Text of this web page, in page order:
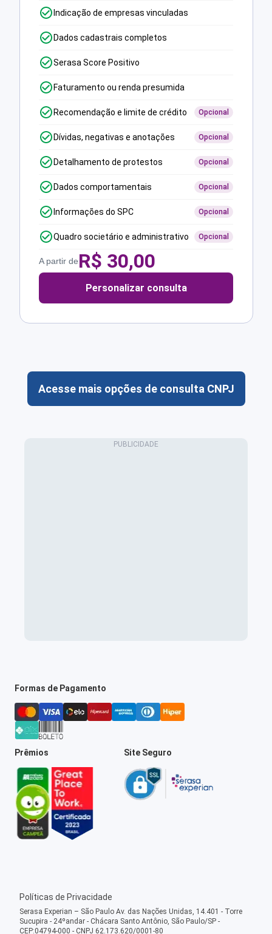
Indicação de empresas vinculadas
Dados cadastrais completos
Serasa Score Positivo
Faturamento ou renda presumida
Recomendação e limite de crédito Opcional
Dívidas, negativas e anotações Opcional
Detalhamento de protestos Opcional
Dados comportamentais Opcional
Informações do SPC Opcional
Quadro societário e administrativo Opcional
A partir deR$ 30,00
Personalizar consulta
Acesse mais opções de consulta CNPJ
Formas de Pagamento
Prêmios Site Seguro
Políticas de Privacidade
Serasa Experian – São Paulo Av. das Nações Unidas, 14.401 - Torre
Sucupira - 24ºandar - Chácara Santo Antônio, São Paulo/SP -
CEP:04794-000 - CNPJ 62.173.620/0001-80